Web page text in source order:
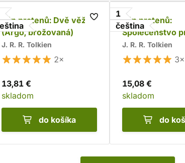
Pán prstenů: Dvě věže
(Argo, brožovaná)
J. R. R. Tolkien
2×
13,81 €
skladom
do košíka
1
čeština
Pán prstenů:
Společenstvo
(Argo,
J. R. R. Tolkien
3×
15,08 €
skladom
do